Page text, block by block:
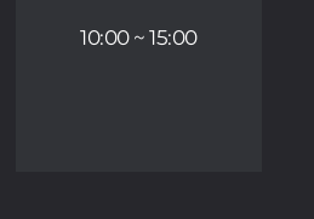
10:00 ~ 15:00